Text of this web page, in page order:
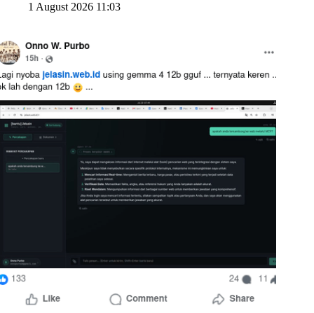
1 August 2026 11:03